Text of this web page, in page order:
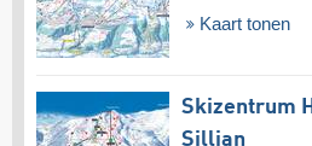
Kaart tonen
Skizentrum
Sillian